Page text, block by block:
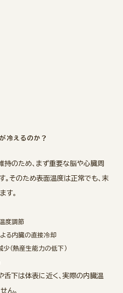
冷えるのか？
持のため、まず重要な脳や心臓周
。そのため表面温度は正常でも、末
す。
度調節
る内臓の直接冷却
（熱産生能力の低下）
舌下は体表に近く、実際の内臓温
ん。